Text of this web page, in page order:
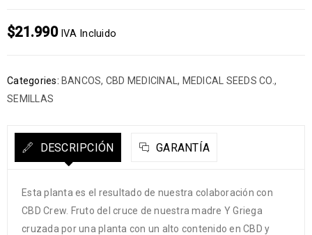
$21.990 IVA Incluido
Categories: BANCOS, CBD MEDICINAL , MEDICAL SEEDS CO. ,
SEMILLAS
DESCRIPCIÓN GARANTÍA
Esta planta es el resultado de nuestra colaboración con
CBD Crew. Fruto del cruce de nuestra madre Y Griega
cruzada por una planta con un alto contenido en CBD y